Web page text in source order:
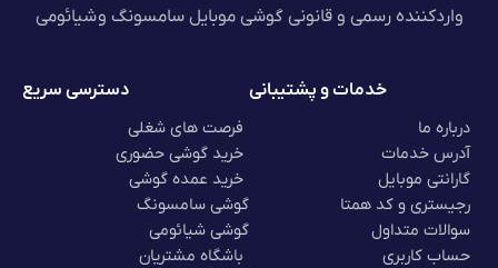
واردکننده رسمی و قانونی گوشی موبایل سامسونگ و شیائومی
خدمات و پشتیبانی
درباره ما
آدرس خدمات
گارانتی موبایل
رجیستری و کد همتا
سوالات متداول
حساب کاربری
دسترسی سریع
فرصت های شغلی
خرید گوشی حضوری
خرید عمده گوشی
گوشی سامسونگ
گوشی شیائومی
باشگاه مشتریان